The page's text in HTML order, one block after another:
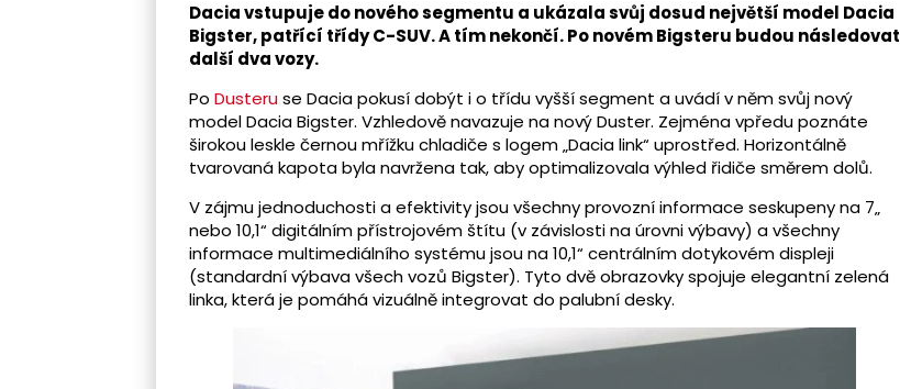
Dacia vstupuje do nového segmentu a ukázala svůj dosud největší model Dacia
Bigster, patřící třídy C-SUV. A tím nekončí. Po novém Bigsteru budou následovat
další dva vozy.
Po Dusteruse Dacia pokusí dobýt i o třídu vyšší segment a uvádí v něm svůj nový
model Dacia Bigster. Vzhledově navazuje na nový Duster. Zejména vpředu poznáte
širokou leskle černou mřížku chladiče s logem „Dacia link“ uprostřed. Horizontálně
tvarovaná kapota byla navržena tak, aby optimalizovala výhled řidiče směrem dolů.
V zájmu jednoduchosti a efektivity jsou všechny provozní informace seskupeny na 7„
nebo 10,1“ digitálním přístrojovém štítu (v závislosti na úrovni výbavy) a všechny
informace multimediálního systému jsou na 10,1“ centrálním dotykovém displeji
(standardní výbava všech vozů Bigster). Tyto dvě obrazovky spojuje elegantní zelená
linka, která je pomáhá vizuálně integrovat do palubní desky.